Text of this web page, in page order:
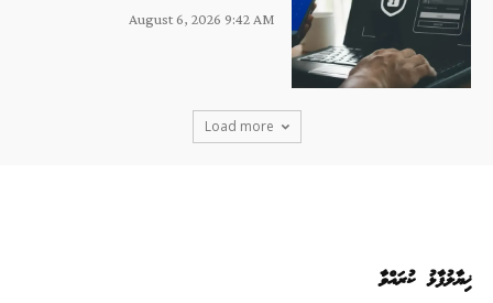
August 6, 2026 9:42 AM
Load more
ޚިޔާލުފާޅު ކުރައްވާ